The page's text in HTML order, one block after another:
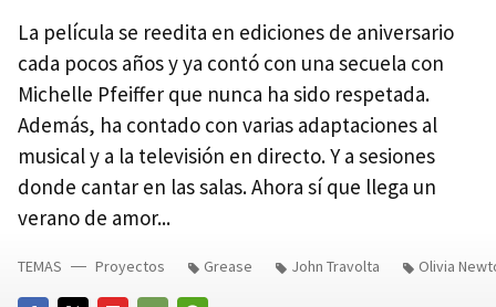
La película se reedita en ediciones de aniversario
cada pocos años y ya contó con una secuela con
Michelle Pfeiffer que nunca ha sido respetada.
Además, ha contado con varias adaptaciones al
musical y a la televisión en directo. Y a sesiones
donde cantar en las salas. Ahora sí que llega un
verano de amor...
TEMAS Proyectos Grease John Travolta Olivia